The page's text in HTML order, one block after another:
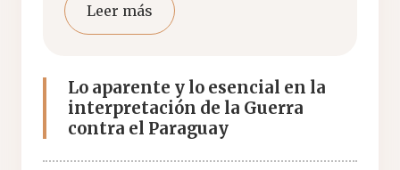
Leer más
Lo aparente y lo esencial en la
interpretación de la Guerra
contra el Paraguay